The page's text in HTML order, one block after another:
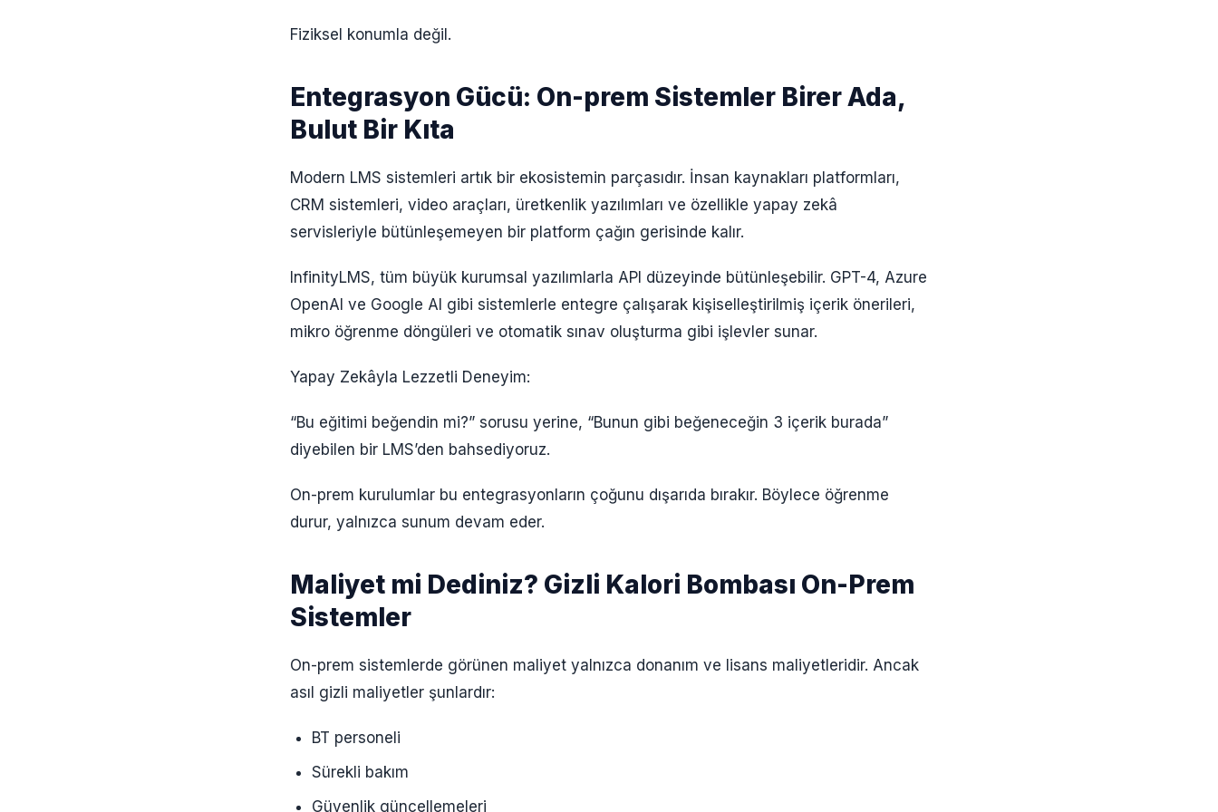
Fiziksel konumla değil.
Entegrasyon Gücü: On-prem Sistemler Birer Ada,
Bulut Bir Kıta
Modern LMS sistemleri artık bir ekosistemin parçasıdır. İnsan kaynakları platformları,
CRM sistemleri, video araçları, üretkenlik yazılımları ve özellikle yapay zekâ
servisleriyle bütünleşemeyen bir platform çağın gerisinde kalır.
InfinityLMS, tüm büyük kurumsal yazılımlarla API düzeyinde bütünleşebilir. GPT-4, Azure
OpenAI ve Google AI gibi sistemlerle entegre çalışarak kişiselleştirilmiş içerik önerileri,
mikro öğrenme döngüleri ve otomatik sınav oluşturma gibi işlevler sunar.
Yapay Zekâyla Lezzetli Deneyim:
“Bu eğitimi beğendin mi?” sorusu yerine, “Bunun gibi beğeneceğin 3 içerik burada”
diyebilen bir LMS’den bahsediyoruz.
On-prem kurulumlar bu entegrasyonların çoğunu dışarıda bırakır. Böylece öğrenme
durur, yalnızca sunum devam eder.
Maliyet mi Dediniz? Gizli Kalori Bombası On-Prem
Sistemler
On-prem sistemlerde görünen maliyet yalnızca donanım ve lisans maliyetleridir. Ancak
asıl gizli maliyetler şunlardır:
BT personeli
Sürekli bakım
Güvenlik güncellemeleri